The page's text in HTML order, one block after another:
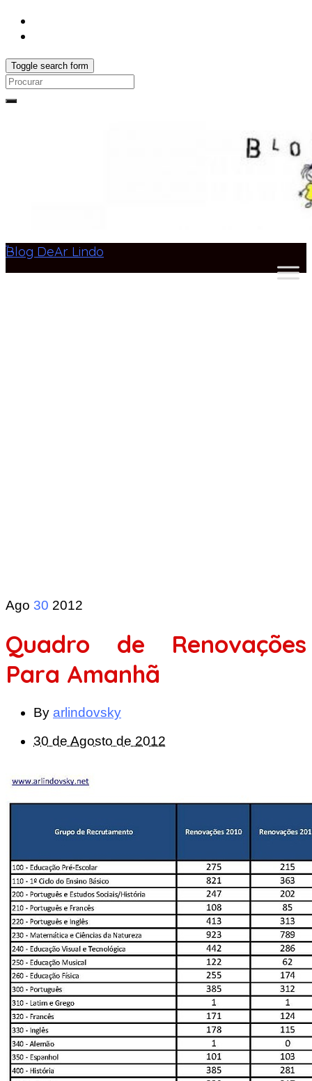
Toggle search form
Search
Blog DeAr Lindo
Ago 30 2012
Quadro de Renovações
Para Amanhã
By arlindovsky
30 de Agosto de 2012